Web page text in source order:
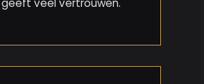
veel vertrouwen.